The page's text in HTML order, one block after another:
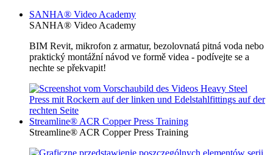
SANHA® Video Academy
SANHA® Video Academy
BIM Revit, mikrofon z armatur, bezolovnatá pitná voda nebo
praktický montážní návod ve formě videa - podívejte se a
nechte se překvapit!
Streamline® ACR Copper Press Training
Streamline® ACR Copper Press Training